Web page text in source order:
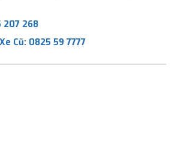
207 268
Cũ: 0825 59 7777